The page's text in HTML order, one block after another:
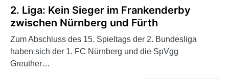
2. Liga: Kein Sieger im Frankenderby
zwischen Nürnberg und Fürth
Zum Abschluss des 15. Spieltags der 2. Bundesliga
haben sich der 1. FC Nürnberg und die SpVgg
Greuther…